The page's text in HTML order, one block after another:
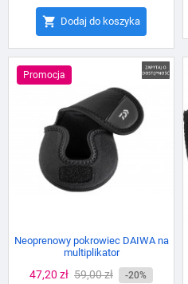
 Dodaj do koszyka
Promocja
Neoprenowy pokrowiec DAIWA na
multiplikator
Cena
47,20 zł Cena
59,00 zł -20%